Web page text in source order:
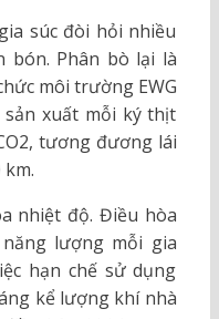
súc đòi hỏi nhiều
bón. Phân bò lại là
môi trường EWG
xuất mỗi ký thịt
tương đương lái
nhiệt độ. Điều hòa
lượng mỗi gia
hạn chế sử dụng
kể lượng khí nhà